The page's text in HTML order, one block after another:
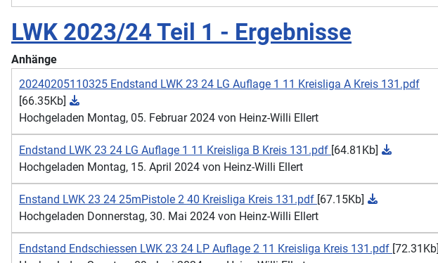
LWK 2023/24 Teil 1 - Ergebnisse
Anhänge
20240205110325 Endstand LWK 23 24 LG Auflage 1 11 Kreisliga A Kreis 131.pdf
[66.35Kb]
Hochgeladen Montag, 05. Februar 2024 von Heinz-Willi Ellert
Endstand LWK 23 24 LG Auflage 1 11 Kreisliga B Kreis 131.pdf [64.81Kb]
Hochgeladen Montag, 15. April 2024 von Heinz-Willi Ellert
Enstand LWK 23 24 25mPistole 2 40 Kreisliga Kreis 131.pdf [67.15Kb]
Hochgeladen Donnerstag, 30. Mai 2024 von Heinz-Willi Ellert
Endstand Endschiessen LWK 23 24 LP Auflage 2 11 Kreisliga Kreis 131.pdf [72.31Kb]